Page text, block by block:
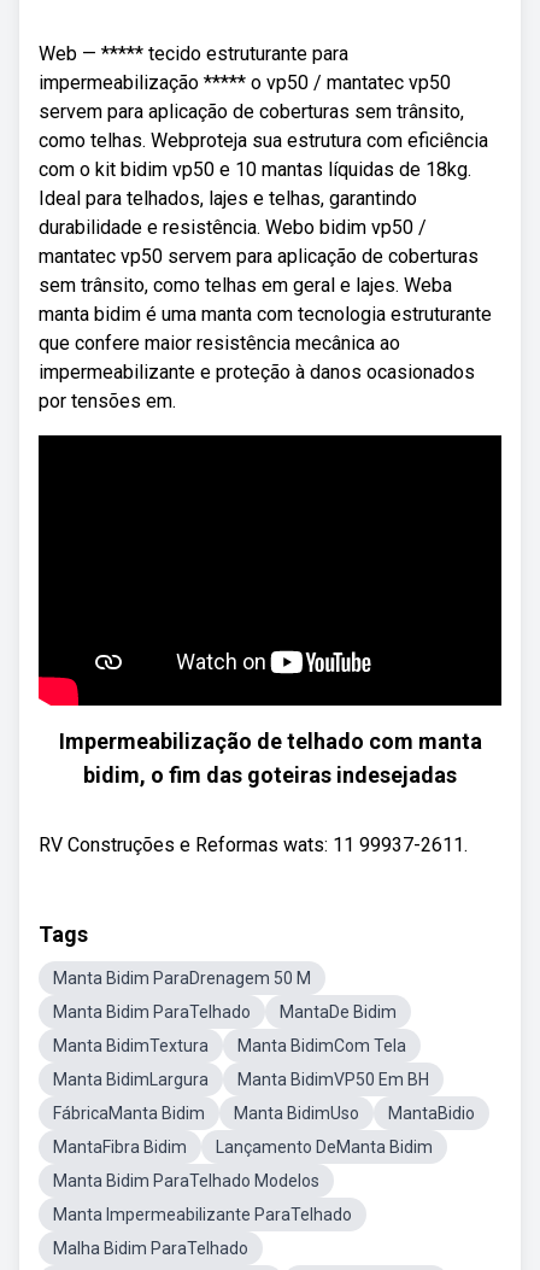
Web — ***** tecido estruturante para
impermeabilização ***** o vp50 / mantatec vp50
servem para aplicação de coberturas sem trânsito,
como telhas. Webproteja sua estrutura com eficiência
com o kit bidim vp50 e 10 mantas líquidas de 18kg.
Ideal para telhados, lajes e telhas, garantindo
durabilidade e resistência. Webo bidim vp50 /
mantatec vp50 servem para aplicação de coberturas
sem trânsito, como telhas em geral e lajes. Weba
manta bidim é uma manta com tecnologia estruturante
que confere maior resistência mecânica ao
impermeabilizante e proteção à danos ocasionados
por tensões em.
Impermeabilização de telhado com manta
bidim, o fim das goteiras indesejadas
RV Construções e Reformas wats: 11 99937-2611.
Tags
Manta Bidim ParaDrenagem 50 M
Manta Bidim ParaTelhado
MantaDe Bidim
Manta BidimTextura
Manta BidimCom Tela
Manta BidimLargura
Manta BidimVP50 Em BH
FábricaManta Bidim
Manta BidimUso
MantaBidio
MantaFibra Bidim
Lançamento DeManta Bidim
Manta Bidim ParaTelhado Modelos
Manta Impermeabilizante ParaTelhado
Malha Bidim ParaTelhado